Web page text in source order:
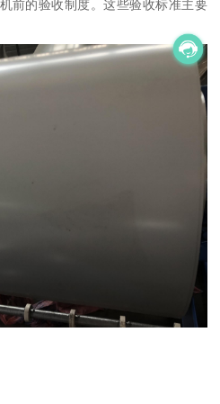
前的验收制度。这些验收标准主要